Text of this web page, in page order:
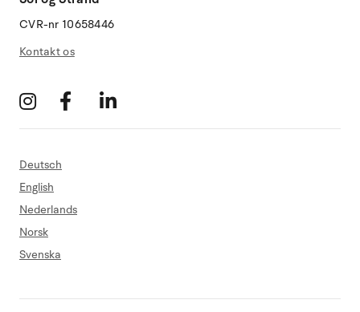
CVR-nr 10658446
Kontakt os
Deutsch
English
Nederlands
Norsk
Svenska